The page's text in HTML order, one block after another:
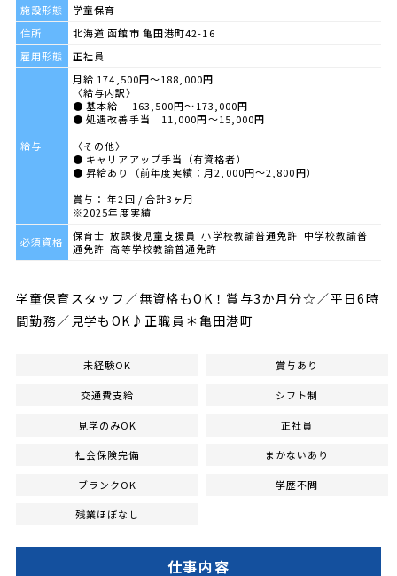
施設形態
学童保育
住所
北海道 函館市 亀田港町42-16
雇用形態
正社員
給与
月給 174,500円～188,000円
〈給与内訳〉
● 基本給 163,500円～173,000円
● 処遇改善手当 11,000円～15,000円
〈その他〉
● キャリアアップ手当（有資格者）
● 昇給あり（前年度実績：月2,000円～2,800円）
賞与： 年2回 / 合計3ヶ月
※2025年度実績
必須資格
保育士 放課後児童支援員 小学校教諭普通免許 中学校教諭普
通免許 高等学校教諭普通免許
学童保育スタッフ／無資格もOK！賞与3か月分☆／平日6時
間勤務／見学もOK♪正職員＊亀田港町
未経験OK 賞与あり
交通費支給 シフト制
見学のみOK 正社員
社会保険完備 まかないあり
ブランクOK 学歴不問
残業ほぼなし
仕事内容